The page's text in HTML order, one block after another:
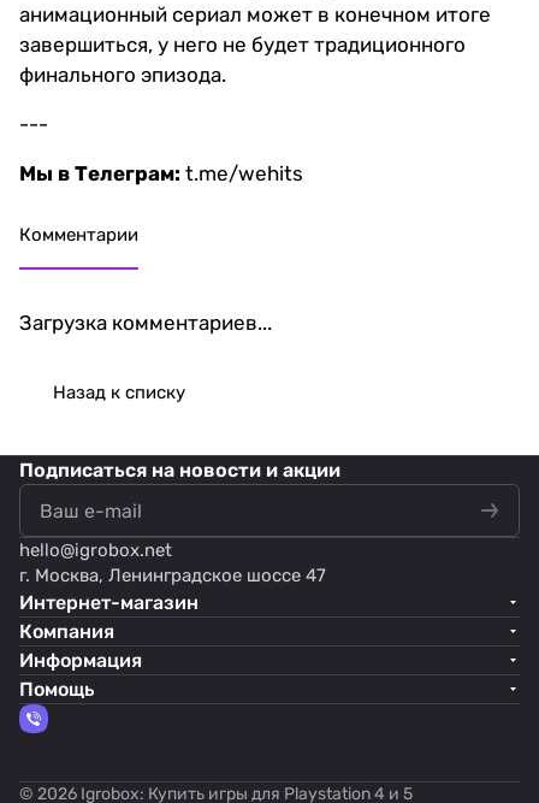
анимационный сериал может в конечном итоге
завершиться, у него не будет традиционного
финального эпизода.
---
Мы в Телеграм: t.me/wehits
Комментарии
Загрузка комментариев...
Назад к списку
Подписаться на новости и акции
hello@igrobox.net
г. Москва, Ленинградское шоссе 47
Интернет-магазин
Компания
Информация
Помощь
© 2026 Igrobox: Купить игры для Playstation 4 и 5